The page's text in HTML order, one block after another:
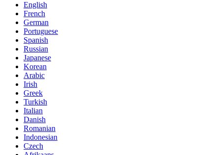
English
French
German
Portuguese
Spanish
Russian
Japanese
Korean
Arabic
Irish
Greek
Turkish
Italian
Danish
Romanian
Indonesian
Czech